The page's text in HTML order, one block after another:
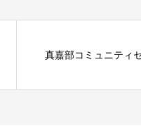
真嘉部コミュニティ